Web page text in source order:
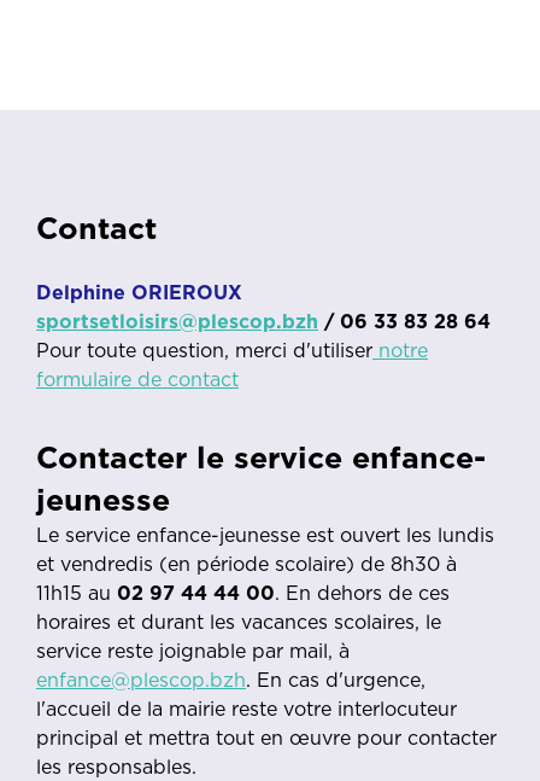
Contact
Delphine ORIEROUX
sportsetloisirs@plescop.bzh / 06 33 83 28 64
Pour toute question, merci d'utiliser notre
formulaire de contact
Contacter le service enfance-
jeunesse
Le service enfance-jeunesse est ouvert les lundis
et vendredis (en période scolaire) de 8h30 à
11h15 au 02 97 44 44 00. En dehors de ces
horaires et durant les vacances scolaires, le
service reste joignable par mail, à
enfance@plescop.bzh. En cas d'urgence,
l'accueil de la mairie reste votre interlocuteur
principal et mettra tout en œuvre pour contacter
les responsables.